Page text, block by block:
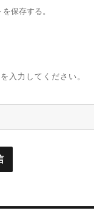
保存する。
入力してください。